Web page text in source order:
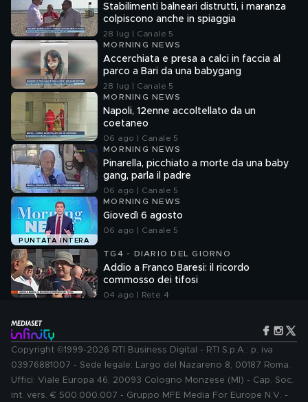
Stabilimenti balneari distrutti, i maranza
colpiscono anche in spiaggia
28 lug | Canale 5
MORNING NEWS
Accerchiata e presa a calci in faccia al
parco a Bari da una babygang
28 lug | Canale 5
MORNING NEWS
Napoli, 12enne accoltellato da un
coetaneo
06 ago | Canale 5
MORNING NEWS
Pinarella, picchiato a morte da una baby
gang, parla il padre
06 ago | Canale 5
PUNTATA INTERA
MORNING NEWS
Giovedì 6 agosto
06 ago | Canale 5
TG4 - DIARIO DEL GIORNO
Addio a Franco Baresi: il ricordo
commosso dei tifosi
04 ago | Rete 4
Copyright ©1999-2026 RTI Business Digital - RTI S.p.A.: p. iva
03976881007 - Sede legale: Largo del Nazareno 8, 00187 Roma.
Uffici: Viale Europa 46, 20093 Cologno Monzese (MI) - Cap. Soc.
int. vers. € 500.000.007 - Gruppo MFE Media For Europe N.V. -